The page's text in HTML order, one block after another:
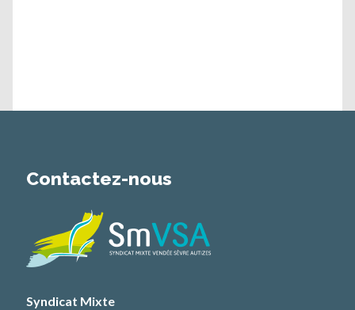
Contactez-nous
Syndicat Mixte